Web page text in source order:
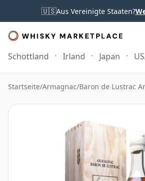
🇺🇸Aus Vereinigte Staaten?
Schottland Irland Japan
Startseite/Armagnac/Baron de Lustrac